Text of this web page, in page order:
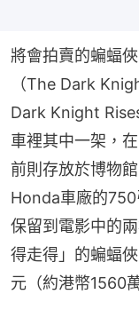
將會拍賣的蝙蝠
（The Dark
Dark Knight
車裡其中一架，
前則存放於博物
Honda車廠的
保留到電影中的
得走得」的蝙蝠
元（約港幣1560